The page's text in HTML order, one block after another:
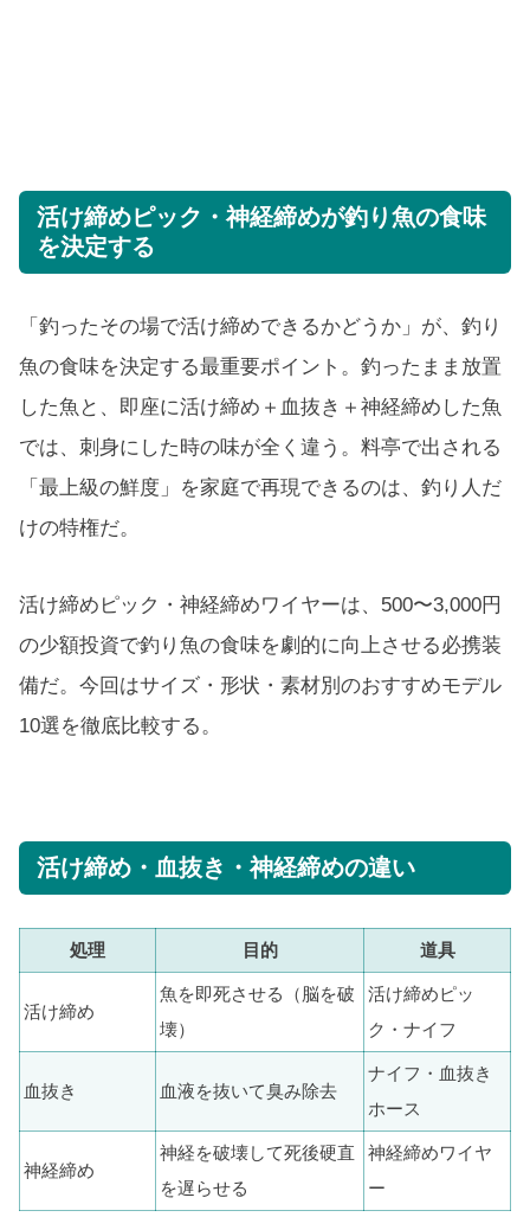
活け締めピック・神経締めが釣り魚の食味
を決定する
「釣ったその場で活け締めできるかどうか」が、釣り
魚の食味を決定する最重要ポイント。釣ったまま放置
した魚と、即座に活け締め＋血抜き＋神経締めした魚
では、刺身にした時の味が全く違う。料亭で出される
「最上級の鮮度」を家庭で再現できるのは、釣り人だ
けの特権だ。
活け締めピック・神経締めワイヤーは、500〜3,000円
の少額投資で釣り魚の食味を劇的に向上させる必携装
備だ。今回はサイズ・形状・素材別のおすすめモデル
10選を徹底比較する。
活け締め・血抜き・神経締めの違い
処理 目的 道具
活け締め
魚を即死させる（脳を破
壊）
活け締めピッ
ク・ナイフ
血抜き 血液を抜いて臭み除去
ナイフ・血抜き
ホース
神経締め
神経を破壊して死後硬直
を遅らせる
神経締めワイヤ
ー